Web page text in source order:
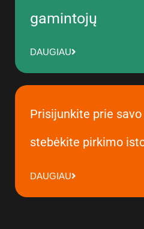
gamintojų
DAUGIAU
Prisijunkite prie
stebėkite pirkimo
DAUGIAU